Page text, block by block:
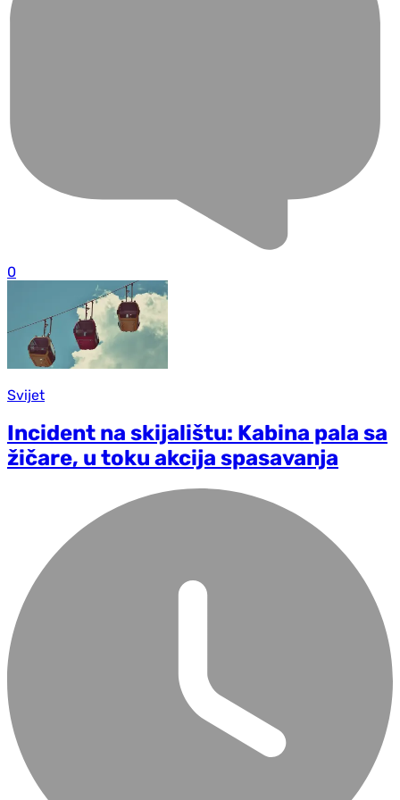
0
Svijet
Incident na skijalištu: Kabina pala sa
žičare, u toku akcija spasavanja